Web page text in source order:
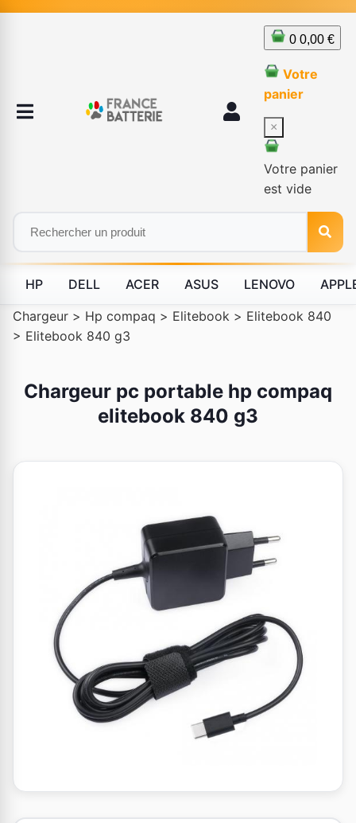
0 0,00 €
Votre
panier
×
Votre panier
est vide
HP DELL ACER ASUS LENOVO
Chargeur > Hp compaq > Elitebook > Elitebook 840
> Elitebook 840 g3
Chargeur pc portable hp compaq
elitebook 840 g3